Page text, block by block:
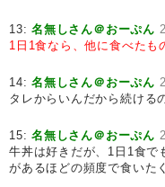
13:名無しさん＠おーぷん
1日1食なら、他に食べたも
14:名無しさん＠おーぷん
タレからいんだから続ける
15:名無しさん＠おーぷん
牛丼は好きだが、1日1食で
があるほどの頻度で食いた